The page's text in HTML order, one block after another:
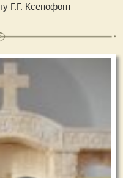
Г.Г. Ксенофонт